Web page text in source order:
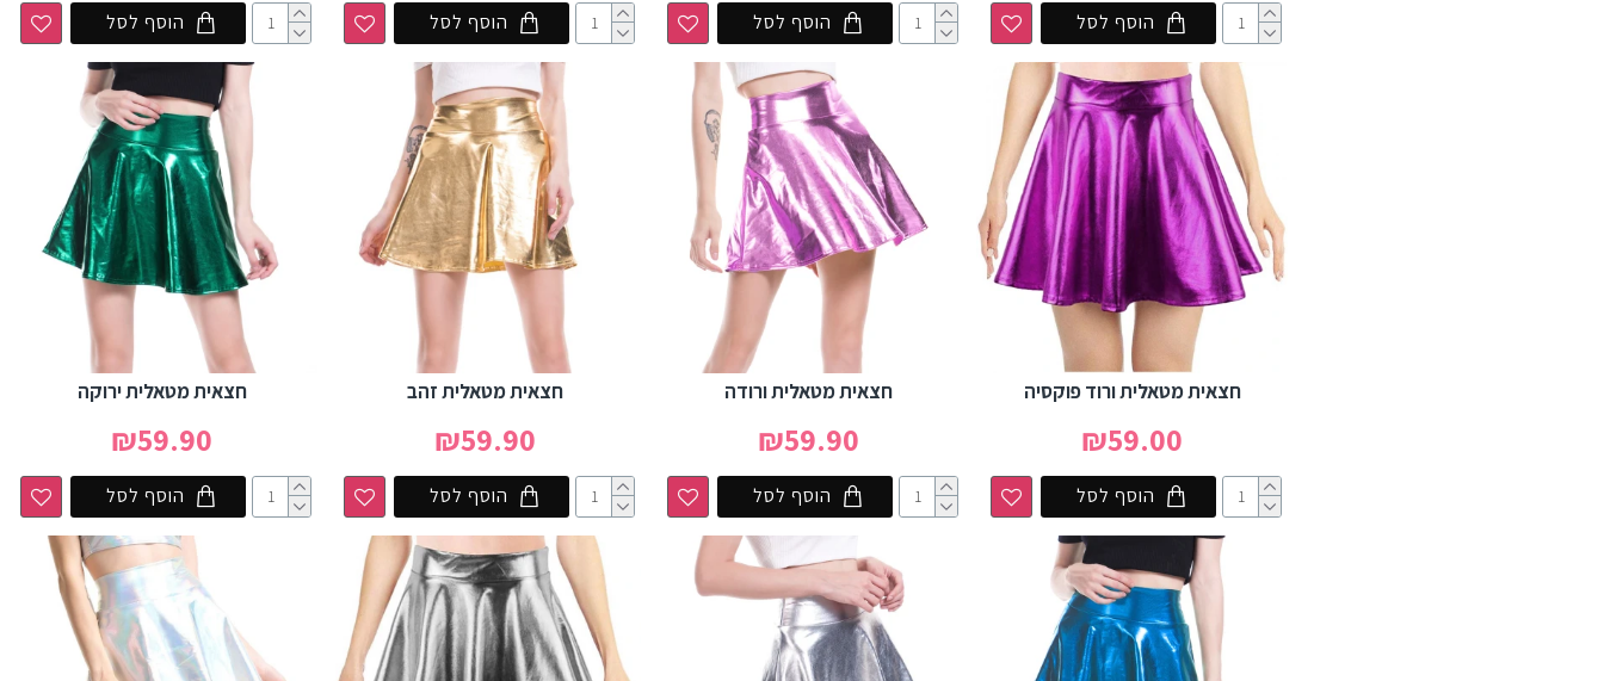
הוסף לסל הוסף לסל הוסף לסל הוסף לסל
חצאית מטאלית ורוד פוקסיה
₪59.00
הוסף לסל
חצאית מטאלית ורודה
₪59.90
הוסף לסל
חצאית מטאלית זהב
₪59.90
הוסף לסל
חצאית מטאלית ירוקה
₪59.90
הוסף לסל